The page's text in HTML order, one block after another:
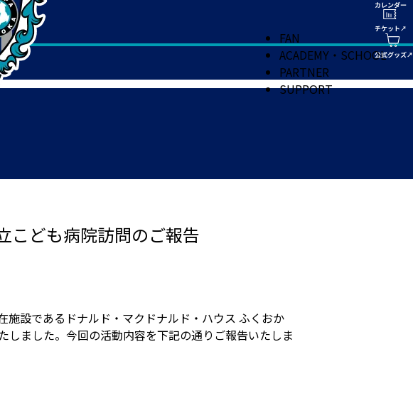
FAN
ACADEMY・SCHOOL
PARTNER
SUPPORT
こども病院訪問のご報告
設であるドナルド・マクドナルド・ハウス ふくおか
しました。今回の活動内容を下記の通りご報告いたしま